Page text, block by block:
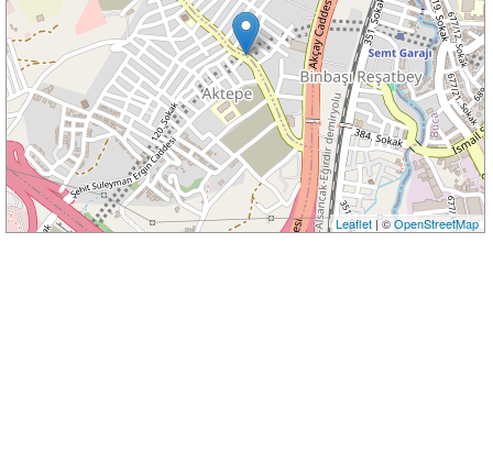
Leaflet| ©OpenStreetMap